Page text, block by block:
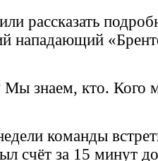
рассказать
нападающий
Мы знаем, кто. Кого
команды
счёт за 15 минут